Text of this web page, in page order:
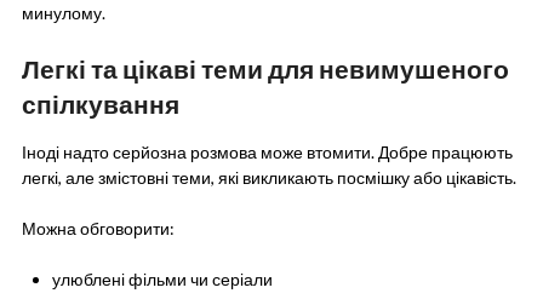
минулому.
Легкі та цікаві теми для невимушеного
спілкування
Іноді надто серйозна розмова може втомити. Добре працюють
легкі, але змістовні теми, які викликають посмішку або цікавість.
Можна обговорити:
улюблені фільми чи серіали